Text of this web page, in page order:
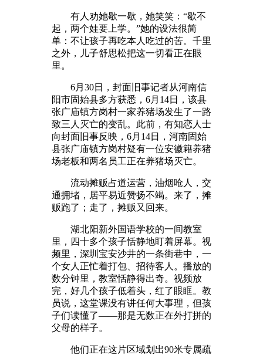
有人劝她歇一歇，她笑笑：“歇不
起，两个娃要上学。”她的设法很简
单：不让孩子再吃本人吃过的苦。千里
之外，儿子舒思松把这一切看正在眼
里。
6月30日，封面旧事记者从河南信
阳市固始县多方获悉，6月14日，该县
张广庙镇方岗村一家养猪场发生了一路
致三人灭亡的变乱。此前，有知恋人士
向封面旧事反映，6月14日，河南固始
县张广庙镇方岗村疑有一位安徽籍养猪
场老板和两名员工正在养猪场灭亡。
流动摊贩占道运营，油烟呛人，交
通拥堵，居平易近赞扬不竭。来了，摊
贩跑了；走了，摊贩又回来。
湖北阳新外国语学校的一间教室
里，四十多个孩子恬静地盯着屏幕。视
频里，深圳宝安沙井的一条街巷中，一
个女人正忙着打包、招待客人。播放的
数分钟里，教室恬静得出奇。视频放
完，好几个孩子低着头，红了眼眶。教
员说，这堂课没有讲任何大事理，但孩
子们读懂了——那是无数正在外打拼的
父母的样子。
他们正在这片区域划出90米专属疏